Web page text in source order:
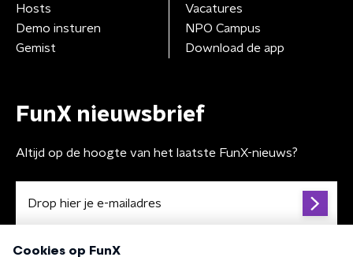
Hosts
Demo insturen
Gemist
Vacatures
NPO Campus
Download de app
FunX nieuwsbrief
Altijd op de hoogte van het laatste FunX-nieuws?